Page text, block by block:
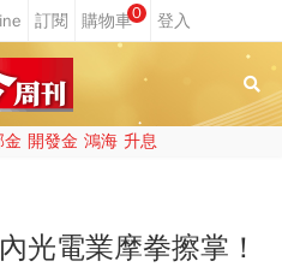
0
金 開發金 鴻海 升息
光電業摩拳擦掌！